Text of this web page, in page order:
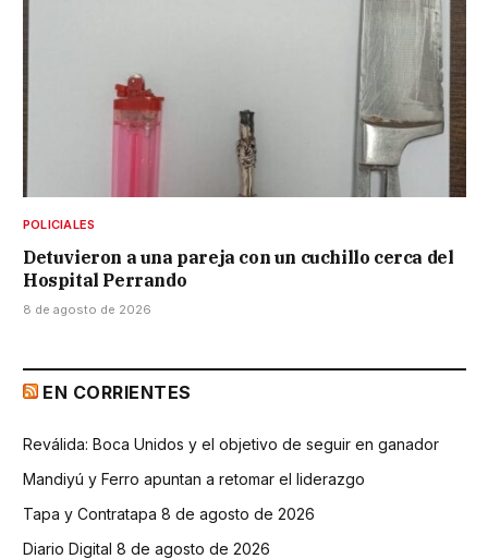
POLICIALES
Detuvieron a una pareja con un cuchillo cerca del
Hospital Perrando
8 de agosto de 2026
EN CORRIENTES
Reválida: Boca Unidos y el objetivo de seguir en ganador
Mandiyú y Ferro apuntan a retomar el liderazgo
Tapa y Contratapa 8 de agosto de 2026
Diario Digital 8 de agosto de 2026